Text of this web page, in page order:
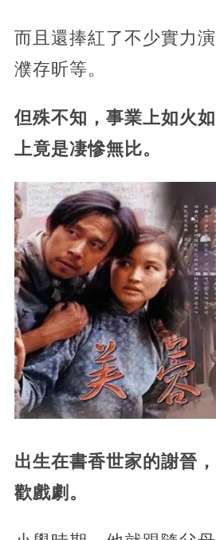
而且還捧紅了不少實力
濮存昕等。
但殊不知，事業上如火
上竟是凄慘無比。
出生在書香世家的謝晉
歡戲劇。